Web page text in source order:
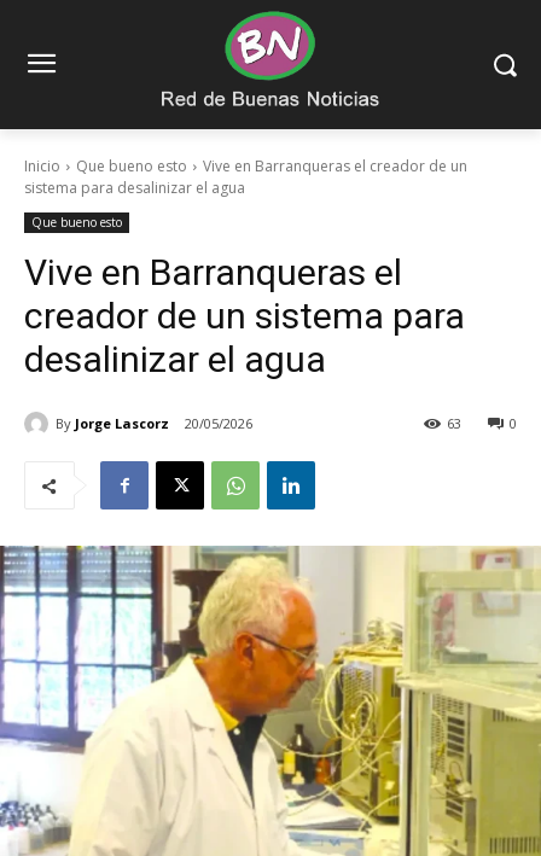
Inicio Que bueno esto
Vive en Barranqueras el creador de un
sistema para desalinizar el agua
Que bueno esto
Vive en Barranqueras el
creador de un sistema para
desalinizar el agua
By Jorge Lascorz 20/05/2026 0
63